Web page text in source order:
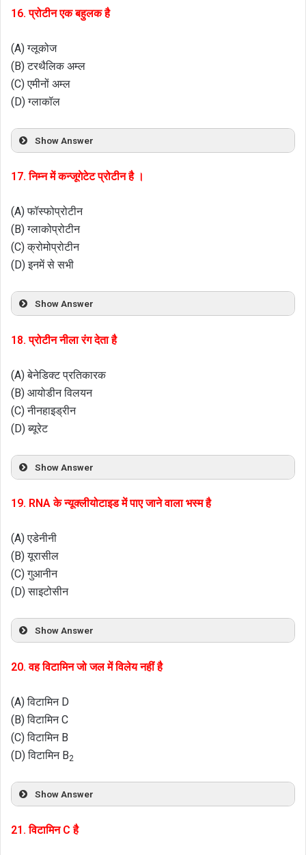
16. प्रोटीन एक बहुलक है
(A) ग्लूकोज
(B) टरथैलिक अम्ल
(C) एमीनों अम्ल
(D) ग्लाकॉल
Show Answer
17. निम्न में कन्जूगेटेट प्रोटीन है ।
(A) फॉस्फोप्रोटीन
(B) ग्लाकोप्रोटीन
(C) क्रोमोप्रोटीन
(D) इनमें से सभी
Show Answer
18. प्रोटीन नीला रंग देता है
(A) बेनेडिक्ट प्रतिकारक
(B) आयोडीन विलयन
(C) नीनहाइड्रीन
(D) ब्यूरेट
Show Answer
19. RNA के न्यूक्लीयोटाइड में पाए जाने वाला भस्म है
(A) एडेनीनी
(B) यूरासील
(C) गुआनीन
(D) साइटोसीन
Show Answer
20. वह विटामिन जो जल में विलेय नहीं है
(A) विटामिन D
(B) विटामिन C
(C) विटामिन B
(D) विटामिन B2
Show Answer
21. विटामिन C है